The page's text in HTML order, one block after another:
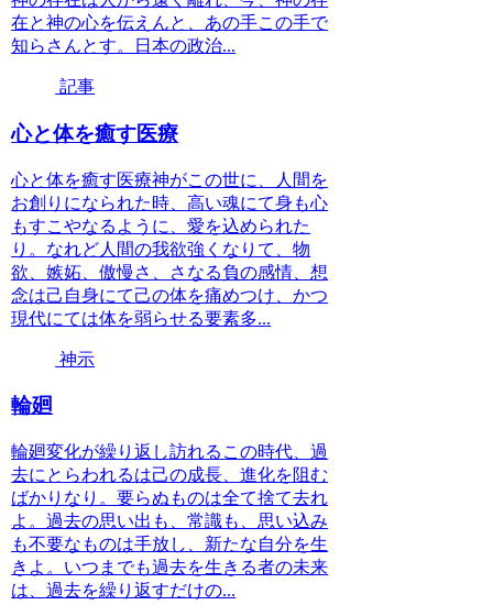
在と神の心を伝えんと、あの手この手で
知らさんとす。日本の政治...
記事
心と体を癒す医療
心と体を癒す医療神がこの世に、人間を
お創りになられた時、高い魂にて身も心
もすこやなるように、愛を込められた
り。なれど人間の我欲強くなりて、物
欲、嫉妬、傲慢さ、さなる負の感情、想
念は己自身にて己の体を痛めつけ、かつ
現代にては体を弱らせる要素多...
神示
輪廻
輪廻変化が繰り返し訪れるこの時代、過
去にとらわれるは己の成長、進化を阻む
ばかりなり。要らぬものは全て捨て去れ
よ。過去の思い出も、常識も、思い込み
も不要なものは手放し、新たな自分を生
きよ。いつまでも過去を生きる者の未来
は、過去を繰り返すだけの...